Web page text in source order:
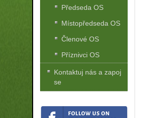
Předseda OS
Místopředseda OS
Členové OS
Příznivci OS
Kontaktuj nás a zapoj
se